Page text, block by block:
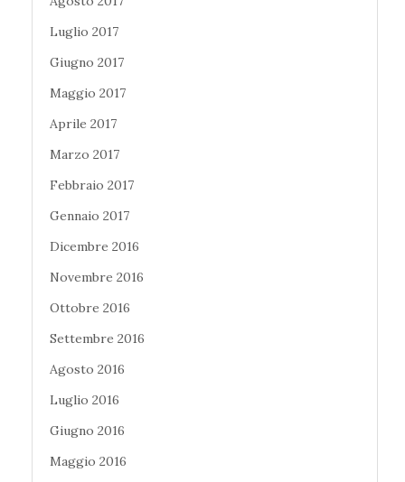
Luglio 2017
Giugno 2017
Maggio 2017
Aprile 2017
Marzo 2017
Febbraio 2017
Gennaio 2017
Dicembre 2016
Novembre 2016
Ottobre 2016
Settembre 2016
Agosto 2016
Luglio 2016
Giugno 2016
Maggio 2016